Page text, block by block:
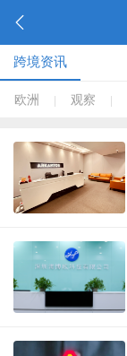
跨境资讯
欧洲 观察